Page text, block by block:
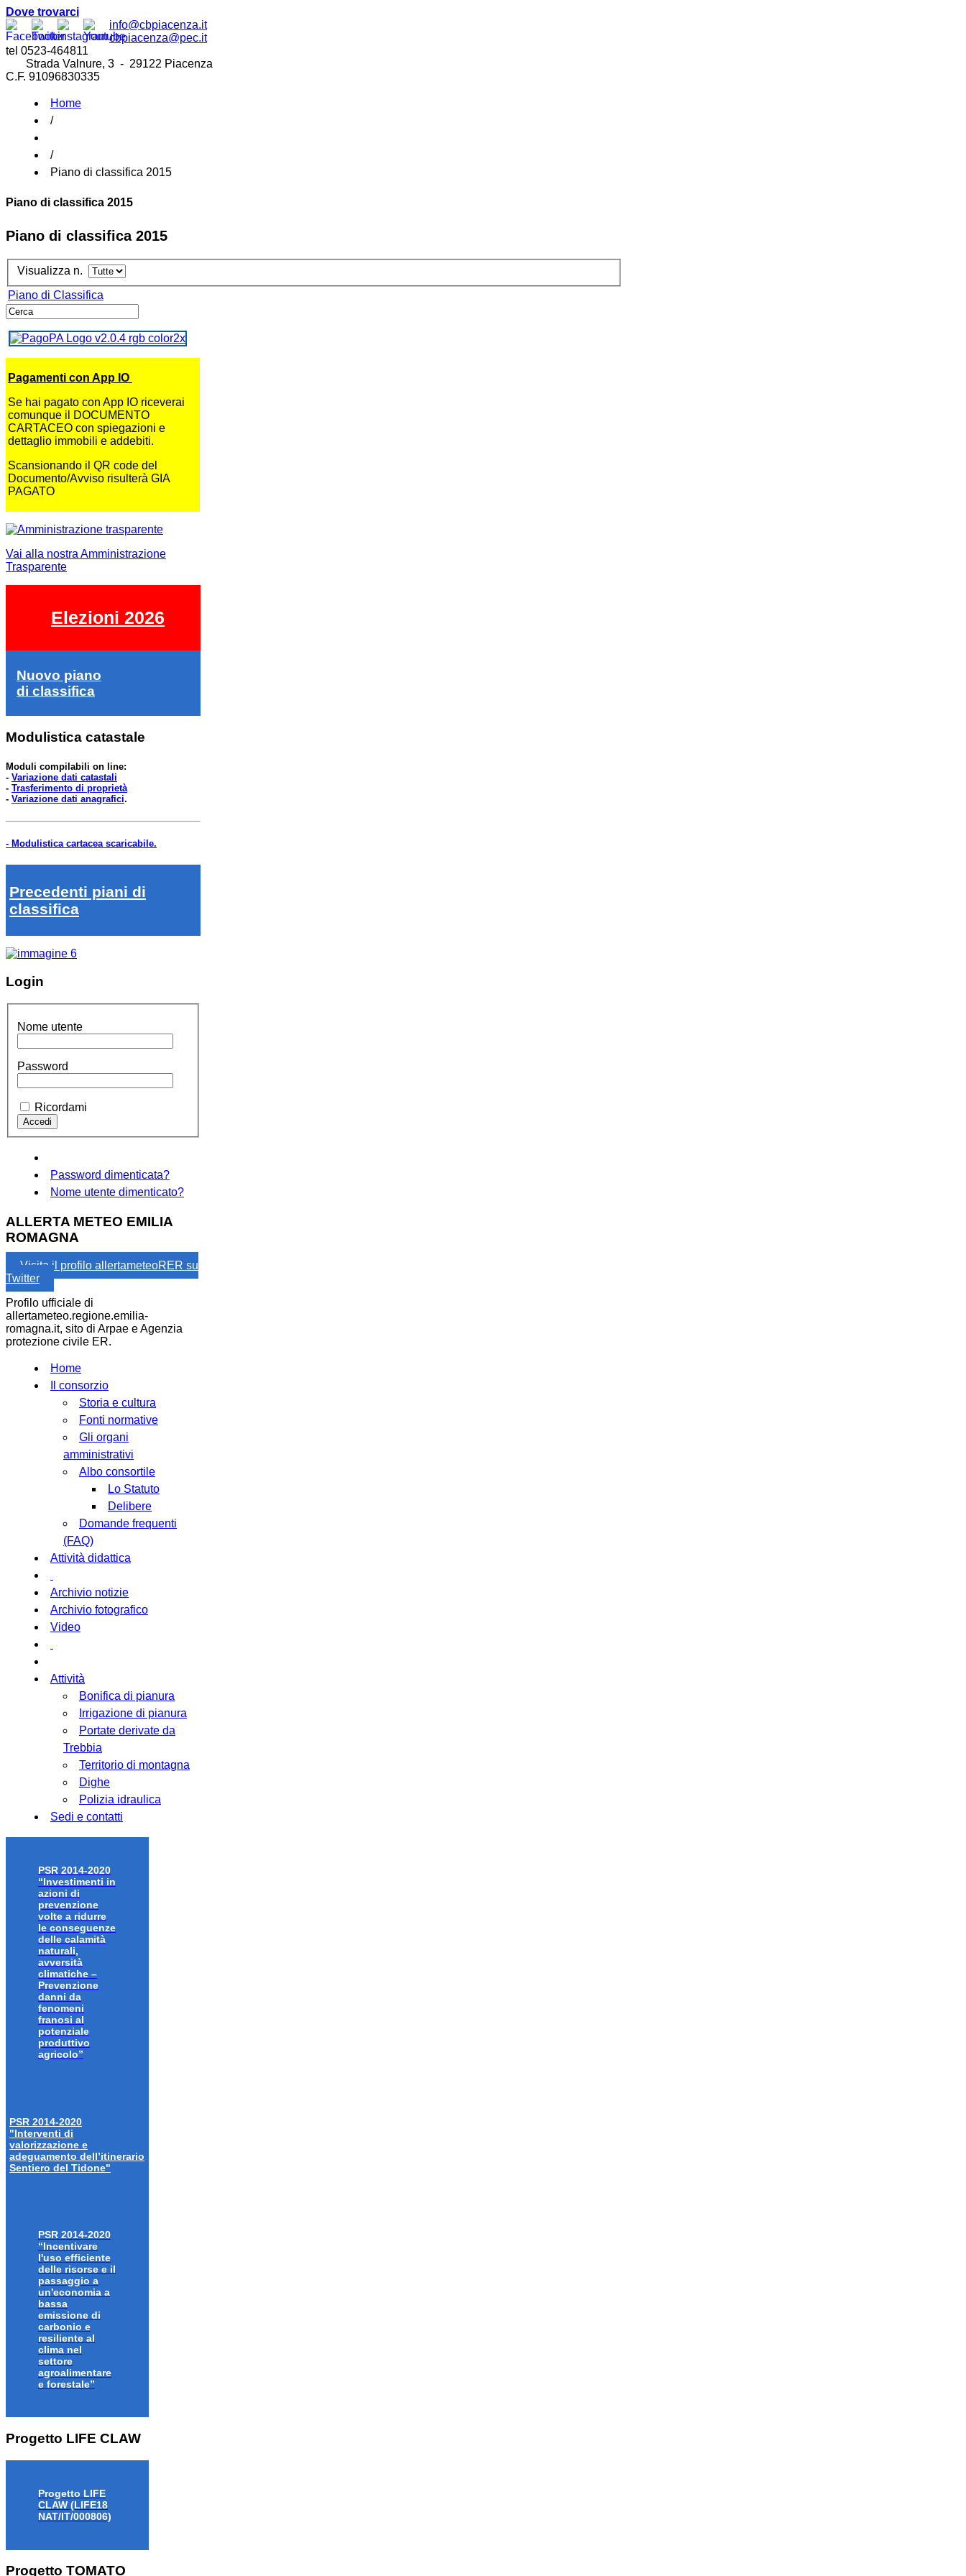
Dove trovarci
info@cbpiacenza.it
cbpiacenza@pec.it
tel 0523-464811
Strada Valnure, 3 - 29122 Piacenza
C.F. 91096830335
Home
/
/
Piano di classifica 2015
Piano di classifica 2015
Piano di classifica 2015
Visualizza n.
Piano di Classifica
Pagamenti con App IO
Se hai pagato con App IO riceverai
comunque il DOCUMENTO
CARTACEO con spiegazioni e
dettaglio immobili e addebiti.
Scansionando il QR code del
Documento/Avviso risulterà GIA
PAGATO
Vai alla nostra Amministrazione
Trasparente
Elezioni 2026
Nuovo piano
di classifica
Modulistica catastale
Moduli compilabili on line:
- Variazione dati catastali
- Trasferimento di proprietà
- Variazione dati anagrafici.
- Modulistica cartacea scaricabile.
Precedenti piani di
classifica
Login
Nome utente
Password
Ricordami
Password dimenticata?
Nome utente dimenticato?
ALLERTA METEO EMILIA
ROMAGNA
Visita il profilo allertameteoRER su
Twitter
Profilo ufficiale di
allertameteo.regione.emilia-
romagna.it, sito di Arpae e Agenzia
protezione civile ER.
Home
Il consorzio
Storia e cultura
Fonti normative
Gli organi
amministrativi
Albo consortile
Lo Statuto
Delibere
Domande frequenti
(FAQ)
Attività didattica
Archivio notizie
Archivio fotografico
Video
Attività
Bonifica di pianura
Irrigazione di pianura
Portate derivate da
Trebbia
Territorio di montagna
Dighe
Polizia idraulica
Sedi e contatti
PSR 2014-2020
“Investimenti in
azioni di
prevenzione
volte a ridurre
le conseguenze
delle calamità
naturali,
avversità
climatiche –
Prevenzione
danni da
fenomeni
franosi al
potenziale
produttivo
agricolo”
PSR 2014-2020
"Interventi di
valorizzazione e
adeguamento dell’itinerario
Sentiero del Tidone"
PSR 2014-2020
“Incentivare
l'uso efficiente
delle risorse e il
passaggio a
un'economia a
bassa
emissione di
carbonio e
resiliente al
clima nel
settore
agroalimentare
e forestale”
Progetto LIFE CLAW
Progetto LIFE
CLAW (LIFE18
NAT/IT/000806)
Progetto TOMATO